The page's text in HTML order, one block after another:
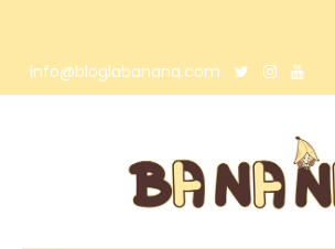
info@bloglabanana.com